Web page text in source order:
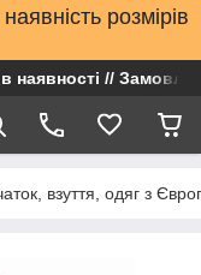
розмірів
наявності //
взуття, одяг з